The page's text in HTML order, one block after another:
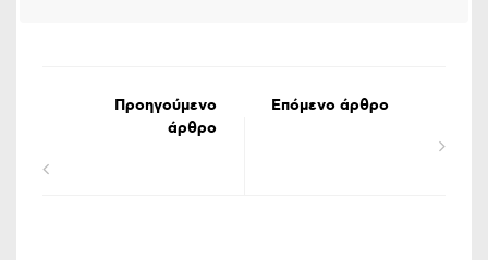
Προηγούμενο
άρθρο
Επόμενο άρθρο